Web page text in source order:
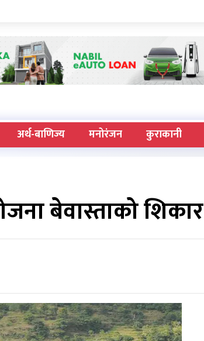
अर्थ-बाणिज्य मनोरंजन कुराकानी
बेवास्ताको शिकार